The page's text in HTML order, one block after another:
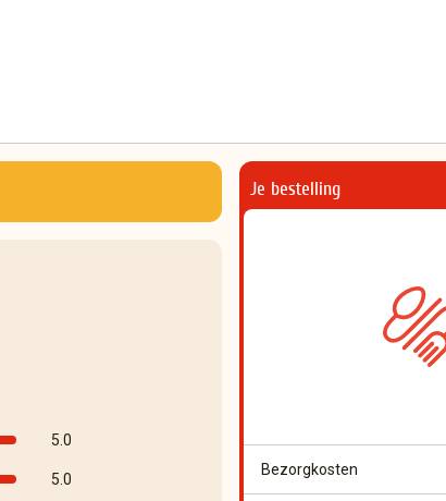
Je bestelling
Bezorgkosten
5.0
5.0